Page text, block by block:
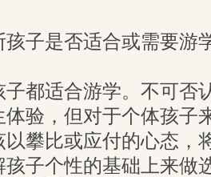
子是否适合或需要游
适合游学。不可否
验，但对于个体孩子
攀比或应付的心态，
孩子个性的基础上来做